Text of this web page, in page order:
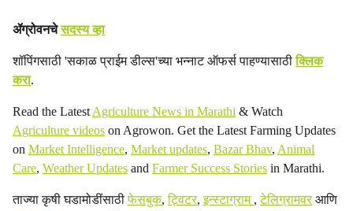
ॲग्रोवनचेसदस्य व्हा
शॉपिंगसाठी 'सकाळ प्राईम डील्स'च्या भन्नाट ऑफर्स पाहण्यासाठीक्लिक
करा.
Read the Latest Agriculture News in Marathi & Watch
Agriculture videos on Agrowon. Get the Latest Farming Updates
on Market Intelligence, Market updates, Bazar Bhav, Animal
Care, Weather Updates and Farmer Success Stories in Marathi.
ताज्या कृषी घडामोडींसाठीफेसबुक,ट्विटर,इन्स्टाग्राम ,टेलिग्रामवरआणि